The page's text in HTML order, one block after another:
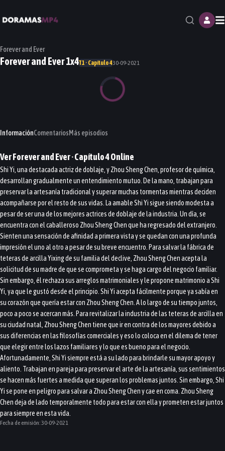
Forever and Ever
Forever and Ever 1x4T1 · Capítulo 430-09-2021
InformaciónComentariosMás episodios
VerForever and Ever· Capítulo4Online
Shi Yi, una destacada actriz de doblaje, y Zhou Sheng Chen, profesor de química,
desarrollan gradualmente un entendimiento mutuo. De la mano, trabajan para
preservar la artesanía tradicional y superar muchas tormentas mientras deciden
acompañarse por el resto de sus vidas. La amable Shi Yi sigue siendo modesta a
pesar de ser una de los mejores actrices de doblaje de la industria. Un día, se
encuentra con el caballeroso Zhou Sheng Chen que ha regresado del extranjero.
Sienten una sensación de afinidad a primera vista y se quedan con una profunda
impresión el uno al otro a pesar de su breve encuentro. Para salvar la fábrica de
teteras de arcilla Yixing de su familia del declive, Zhou Sheng Chen acepta la
solicitud de su madre de que se comprometa y se haga cargo del negocio familiar.
Sin embargo, él rechaza sus arreglos matrimoniales y le propone matrimonio a Shi
Yi, ya que le gustó desde el principio. Shi Yi acepta fácilmente porque ya sabía en
su corazón que quería estar con Zhou Sheng Chen. A lo largo de su tiempo juntos,
poco a poco se acercan más. Para revitalizar la industria de las teteras de arcilla en
su ciudad natal, Zhou Sheng Chen tiene que ir en contra de los mayores debido a
sus diferencias en las filosofías comerciales y eso lo coloca en el dilema de tener
que elegir entre los lazos familiares y lo que es bueno para el negocio.
Afortunadamente, Shi Yi siempre está a su lado para brindarle su mayor apoyo y
aliento. Trabajan en pareja para preservar el arte de la artesanía, sus sentimientos
se hacen más fuertes a medida que superan los problemas juntos. Sin embargo, Shi
Yi se pone en peligro para salvar a Zhou Sheng Chen y cae en coma. Zhou Sheng
Chen deja de lado temporalmente todo para estar con ella y prometen estar juntos
para siempre en esta vida.
Fecha de emisión:30-09-2021